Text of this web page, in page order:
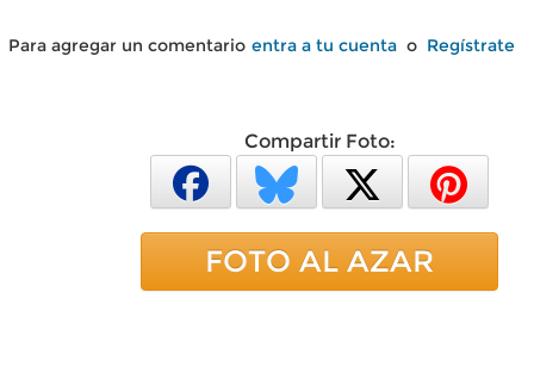
Para agregar un comentario entra a tu cuenta o Regístrate
Compartir Foto:
FOTO AL AZAR